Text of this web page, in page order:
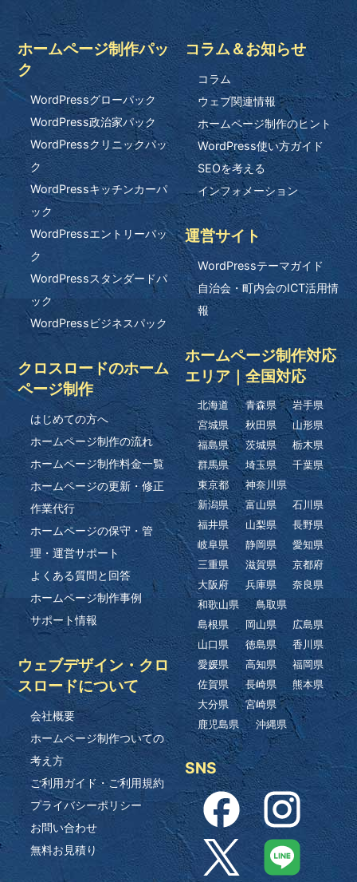
ホームページ制作パッ
ク
WordPressグローパック
WordPress政治家パック
WordPressクリニックパッ
ク
WordPressキッチンカーパ
ック
WordPressエントリーパッ
ク
WordPressスタンダードパ
ック
WordPressビジネスパック
クロスロードのホーム
ページ制作
はじめての方へ
ホームページ制作の流れ
ホームページ制作料金一覧
ホームページの更新・修正
作業代行
ホームページの保守・管
理・運営サポート
よくある質問と回答
ホームページ制作事例
サポート情報
ウェブデザイン・クロ
スロードについて
会社概要
ホームページ制作ついての
考え方
ご利用ガイド・ご利用規約
プライバシーポリシー
お問い合わせ
無料お見積り
コラム＆お知らせ
コラム
ウェブ関連情報
ホームページ制作のヒント
WordPress使い方ガイド
SEOを考える
インフォメーション
運営サイト
WordPressテーマガイド
自治会・町内会のICT活用情
報
ホームページ制作対応
エリア｜全国対応
北海道 青森県
岩手県
宮城県
秋田県
山形県
福島県
茨城県
栃木県
群馬県
埼玉県
千葉県
東京都
神奈川県
新潟県
富山県
石川県
福井県
山梨県
長野県
岐阜県
静岡県
愛知県
三重県
滋賀県
京都府
大阪府
兵庫県
奈良県
和歌山県
鳥取県
島根県
岡山県
広島県
山口県
徳島県
香川県
愛媛県
高知県
福岡県
佐賀県
長崎県
熊本県
大分県
宮崎県
鹿児島県
沖縄県
SNS